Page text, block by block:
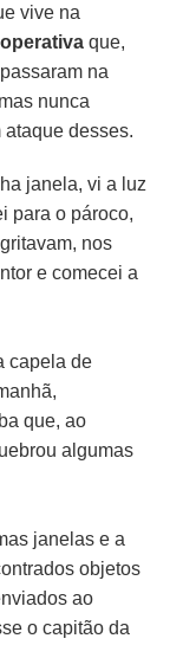
vive na
que,
na
nunca
desses.
janela, vi a luz
para o pároco,
nos
e comecei a
capela de
que, ao
algumas
janelas e a
objetos
ao
o capitão da